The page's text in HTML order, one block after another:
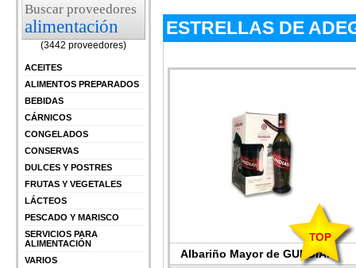
Buscar proveedores
alimentación
(3442 proveedores)
ACEITES
ALIMENTOS PREPARADOS
BEBIDAS
CÁRNICOS
CONGELADOS
CONSERVAS
DULCES Y POSTRES
FRUTAS Y VEGETALES
LÁCTEOS
PESCADO Y MARISCO
SERVICIOS PARA
ALIMENTACIÓN
VARIOS
ESTRELLAS DE
Albariño Mayor de GUNDIAN